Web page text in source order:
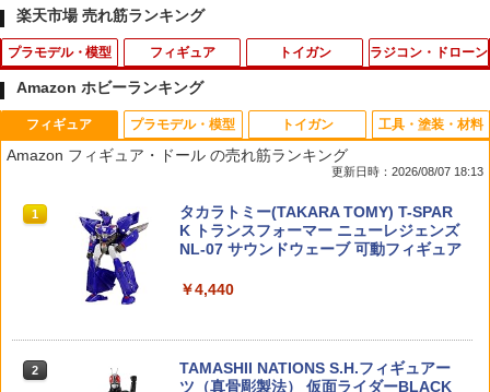
楽天市場 売れ筋ランキング
プラモデル・模型
1
プラフィア ドアラ プラモデル〔プラ
ム〕（260421予約開始）
リカ海軍 ダグラス A-1H スカイレーダー
フィギュア
1
【中古】 機動戦士ガンダムSEEDDESTI
NY フィギュア ストライクフリーダムガ
ンダム光の翼オプションセットSOULBL
【フィギュア】【倉吉店】
￥9,080
データパッド ポーズ 2.25インチ
トイガン
1
【 CYMA 製 】東京マルイ 電動ガン / ガ
スガン マガジン 対応 スピード BBロー
ダー ピストルマガジン型 容量 約100発
MWS M4 ハンドガン Loader xl 6mm ア
ダプター 給弾 スモーククリア 補充 装填
装弾 マグ
￥850
2
Maple Leaf VSR ラージマガジンキャッ
ラジコン・ドローン
1
タミヤ OP.1845 3×50mm アルミターン
バックルシャフト【54845】 ラジコンパ
￥310
ラジコン 充電 バッテリー 電池 充電池 充
バッテリー 替え 予備 長時間 遊べる 必要
Amazon ホビーランキング
フィギュア
Amazon フィギュア・ドール の売れ筋ランキング
更新日時：2026/08/07 18:13
1
タカラトミー(TAKARA TOMY) T-SPAR
K トランスフォーマー ニューレジェンズ
NL-07 サウンドウェーブ 可動フィギュア
￥4,440
2
TAMASHII NATIONS S.H.フィギュアー
ツ（真骨彫製法） 仮面ライダーBLACK
プラモデル・模型 トイガン 工具・塗装・材料